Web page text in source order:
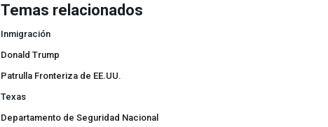
Temas relacionados
Inmigración
Donald Trump
Patrulla Fronteriza de EE.UU.
Texas
Departamento de Seguridad Nacional